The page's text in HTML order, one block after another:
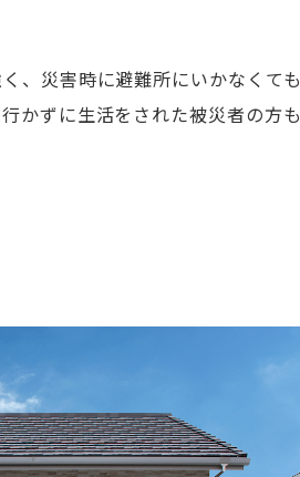
、災害時に避難所にいかなくても
かずに生活をされた被災者の方も